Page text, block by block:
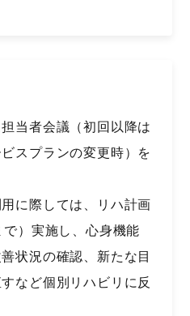
当者会議（初回以降は
スプランの変更時）を
に際しては、リハ計画
）実施し、心身機能
状況の確認、新たな目
など個別リハビリに反